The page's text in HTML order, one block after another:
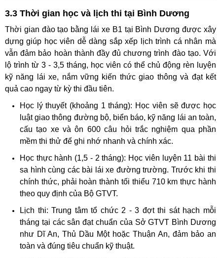
3.3 Thời gian học và lịch thi tại Bình Dương
Thời gian đào tạo bằng lái xe B1 tại Bình Dương được xây
dựng giúp học viên dễ dàng sắp xếp lịch trình cá nhân mà
vẫn đảm bảo hoàn thành đầy đủ chương trình đào tạo. Với
lộ trình từ 3 - 3,5 tháng, học viên có thể chủ động rèn luyện
kỹ năng lái xe, nắm vững kiến thức giao thông và đạt kết
quả cao ngay từ kỳ thi đầu tiên.
Học lý thuyết (khoảng 1 tháng): Học viên sẽ được học
luật giao thông đường bộ, biển báo, kỹ năng lái an toàn,
cấu tạo xe và ôn 600 câu hỏi trắc nghiệm qua phần
mềm thi thử để ghi nhớ nhanh và chính xác.
Học thực hành (1,5 - 2 tháng): Học viên luyện 11 bài thi
sa hình cùng các bài lái xe đường trường. Trước khi thi
chính thức, phải hoàn thành tối thiểu 710 km thực hành
theo quy định của Bộ GTVT.
Lịch thi: Trung tâm tổ chức 2 - 3 đợt thi sát hạch mỗi
tháng tại các sân đạt chuẩn của Sở GTVT Bình Dương
như Dĩ An, Thủ Dầu Một hoặc Thuận An, đảm bảo an
toàn và đúng tiêu chuẩn kỹ thuật.